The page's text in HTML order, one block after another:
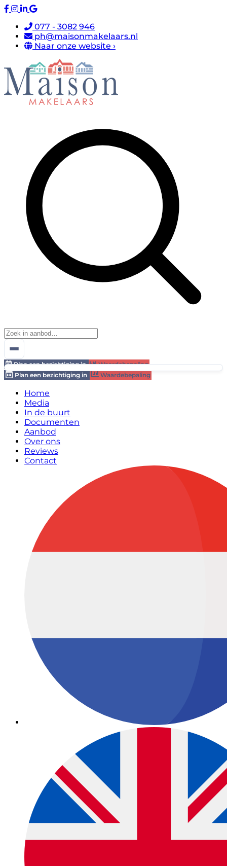
077 - 3082 946
ph@maisonmakelaars.nl
Naar onze website ›
Plan een bezichtiging in
Waardebepaling
Plan een bezichtiging in
Waardebepaling
Home
Media
In de buurt
Documenten
Aanbod
Over ons
Reviews
Contact